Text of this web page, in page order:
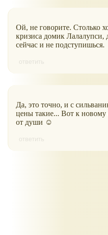
Ой, не говорите. Столько
кризиса домик Лалалупси,
сейчас и не подступишься.
ответить
Да, это точно, и с
цены такие... Вот к новому
от души ☺
ответить